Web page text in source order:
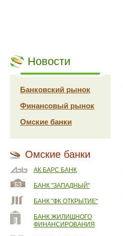
Новости
Банковский рынок
Финансовый рынок
Омские банки
Омские банки
АК БАРС БАНК
БАНК "ЗАПАДНЫЙ"
БАНК "ФК ОТКРЫТИЕ"
БАНК ЖИЛИЩНОГО
ФИНАНСИРОВАНИЯ